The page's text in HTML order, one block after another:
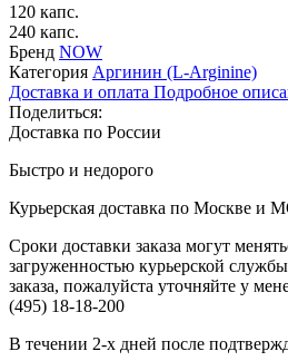
120 капс.
240 капс.
Бренд NOW
Категория Аргинин (L-Arginine)
Доставка и оплата Подробное
Поделиться:
Доставка по России
Быстро и недорого
Курьерская доставка по Москве и
Сроки доставки заказа могут
загруженностью курьерской
заказа, пожалуйста уточняйте у
(495) 18-18-200
В течении 2-х дней после